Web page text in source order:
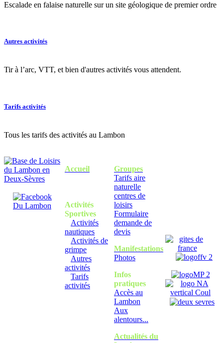
Escalade en falaise naturelle sur un site géologique de premier ordre
Autres activités
Tir à l’arc, VTT, et bien d'autres activités vous attendent.
Tarifs activités
Tous les tarifs des activités au Lambon
Accueil
Activités
Sportives
Activités
nautiques
Activités de
grimpe
Autres
activités
Tarifs
activités
Groupes
Tarifs aire
naturelle
centres de
loisirs
Formulaire
demande de
devis
Manifestations
Photos
Infos
pratiques
Accès au
Lambon
Aux
alentours...
Actualités du